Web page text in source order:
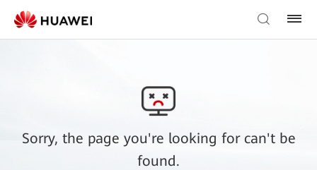
Sorry, the page you're looking for can't be
found.